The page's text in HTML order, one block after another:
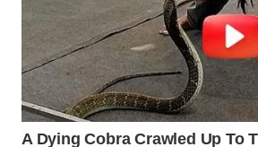
WN
KUNINGAN
WN
MAJALENGKA